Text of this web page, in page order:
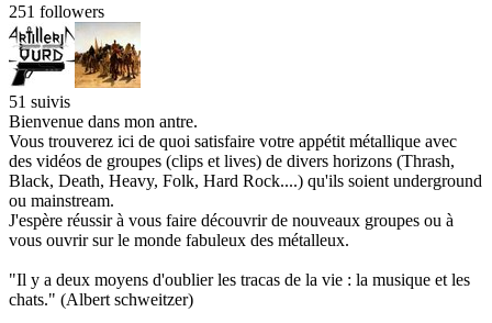
251 followers
51 suivis
Bienvenue dans mon antre.
Vous trouverez ici de quoi satisfaire votre appétit métallique avec
des vidéos de groupes (clips et lives) de divers horizons (Thrash,
Black, Death, Heavy, Folk, Hard Rock....) qu'ils soient underground
ou mainstream.
J'espère réussir à vous faire découvrir de nouveaux groupes ou à
vous ouvrir sur le monde fabuleux des métalleux.
"Il y a deux moyens d'oublier les tracas de la vie : la musique et les
chats." (Albert schweitzer)